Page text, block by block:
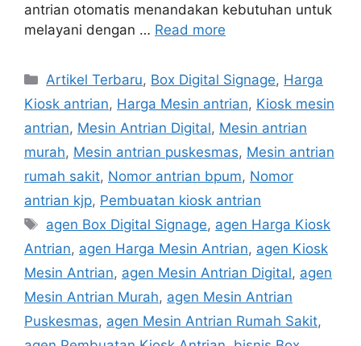
antrian otomatis menandakan kebutuhan untuk
melayani dengan … Read more
Categories
Artikel Terbaru, Box Digital Signage, Harga
Kiosk antrian, Harga Mesin antrian, Kiosk mesin
antrian, Mesin Antrian Digital, Mesin antrian
murah, Mesin antrian puskesmas, Mesin antrian
rumah sakit, Nomor antrian bpum, Nomor
antrian kjp, Pembuatan kiosk antrian
Tags
agen Box Digital Signage, agen Harga Kiosk
Antrian, agen Harga Mesin Antrian, agen Kiosk
Mesin Antrian, agen Mesin Antrian Digital, agen
Mesin Antrian Murah, agen Mesin Antrian
Puskesmas, agen Mesin Antrian Rumah Sakit,